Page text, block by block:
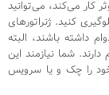
کار می‌کند، می‌توانید
کنید. ژنراتورهای
۱۰٬۰۰۰ تا ۳۰٬۰۰۰ ساعت دوام داشته باشند، البته
شما نیازمند این
را چک و یا سرویس